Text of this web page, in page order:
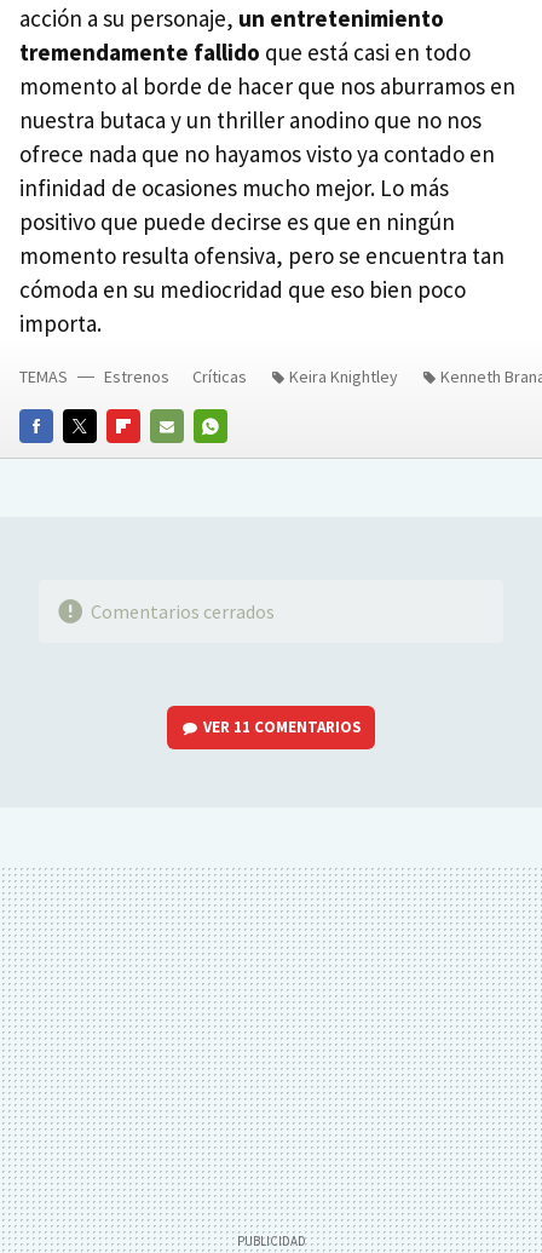
acción a su personaje, un entretenimiento
tremendamente fallido que está casi en todo
momento al borde de hacer que nos aburramos en
nuestra butaca y un thriller anodino que no nos
ofrece nada que no hayamos visto ya contado en
infinidad de ocasiones mucho mejor. Lo más
positivo que puede decirse es que en ningún
momento resulta ofensiva, pero se encuentra tan
cómoda en su mediocridad que eso bien poco
importa.
FACEBOOKTWITTERFLIPBOARD
E-
WHATSAPP
TEMAS Estrenos Críticas Keira Knightley Kenneth
Comentarios cerrados
VER 11 COMENTARIOS